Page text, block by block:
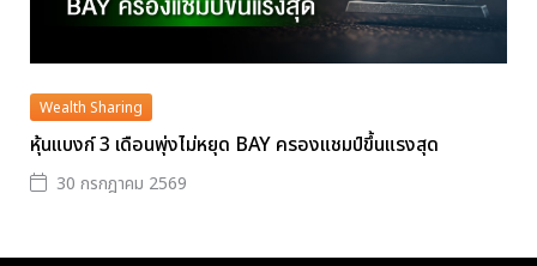
Wealth Sharing
หุ้นแบงก์ 3 เดือนพุ่งไม่หยุด BAY ครองแชมป์ขึ้นแรงสุด
30 กรกฎาคม 2569